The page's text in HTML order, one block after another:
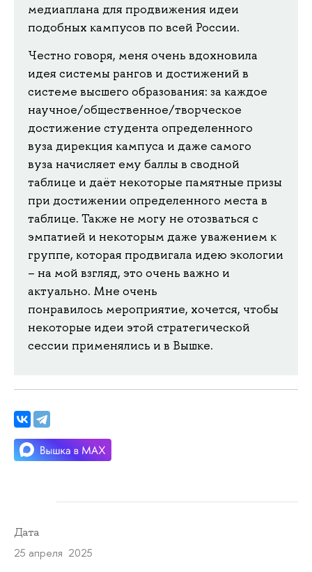
медиаплана для продвижения идеи
подобных кампусов по всей России.
Честно говоря, меня очень вдохновила
идея системы рангов и достижений в
системе высшего образования: за каждое
научное/общественное/творческое
достижение студента определенного
вуза дирекция кампуса и даже самого
вуза начисляет ему баллы в сводной
таблице и даёт некоторые памятные призы
при достижении определенного места в
таблице. Также не могу не отозваться с
эмпатией и некоторым даже уважением к
группе, которая продвигала идею экологии
– на мой взгляд, это очень важно и
актуально. Мне очень
понравилось мероприятие, хочется, чтобы
некоторые идеи этой стратегической
сессии применялись и в Вышке.
Дата
25 апреля 2025